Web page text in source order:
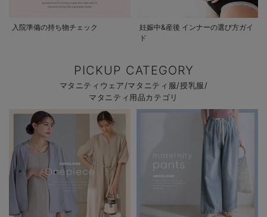
入院準備の持ち物チェック
妊娠中&産後 インナーの選び方ガイ
ド
PICKUP CATEGORY
マタニティウェア/マタニティ服/授乳服/
マタニティ用品カテゴリ